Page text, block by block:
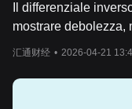
Il differenziale
mostrare debolezza,
alto tenore di zolfo
汇通财经 • 2026-04-21